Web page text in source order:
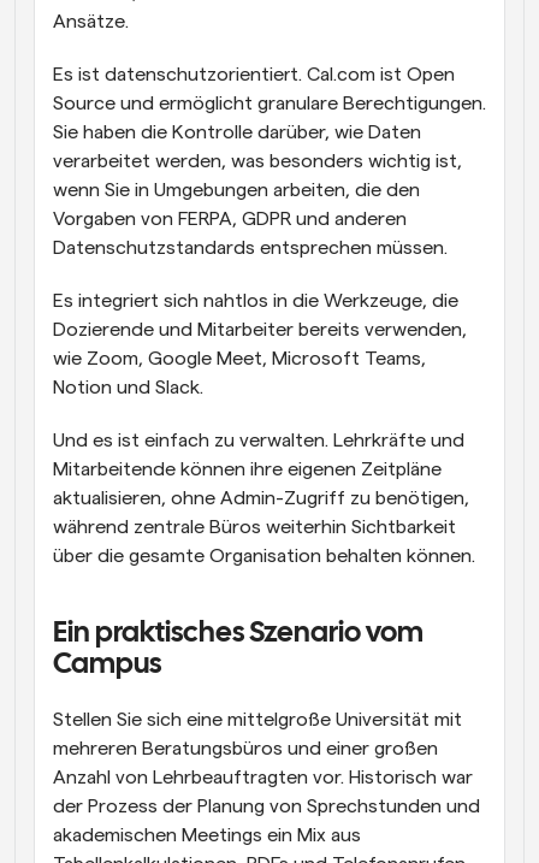
Ansätze.
Es ist datenschutzorientiert. Cal.com ist Open
Source und ermöglicht granulare Berechtigungen.
Sie haben die Kontrolle darüber, wie Daten
verarbeitet werden, was besonders wichtig ist,
wenn Sie in Umgebungen arbeiten, die den
Vorgaben von FERPA, GDPR und anderen
Datenschutzstandards entsprechen müssen.
Es integriert sich nahtlos in die Werkzeuge, die
Dozierende und Mitarbeiter bereits verwenden,
wie Zoom, Google Meet, Microsoft Teams,
Notion und Slack.
Und es ist einfach zu verwalten. Lehrkräfte und
Mitarbeitende können ihre eigenen Zeitpläne
aktualisieren, ohne Admin-Zugriff zu benötigen,
während zentrale Büros weiterhin Sichtbarkeit
über die gesamte Organisation behalten können.
Ein praktisches Szenario vom
Campus
Stellen Sie sich eine mittelgroße Universität mit
mehreren Beratungsbüros und einer großen
Anzahl von Lehrbeauftragten vor. Historisch war
der Prozess der Planung von Sprechstunden und
akademischen Meetings ein Mix aus